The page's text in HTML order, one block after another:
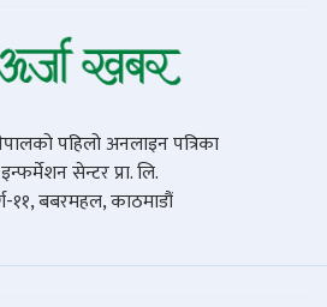
पहिलो अनलाइन पत्रिका
सेन्टर प्रा. लि.
११, बबरमहल, काठमाडौं